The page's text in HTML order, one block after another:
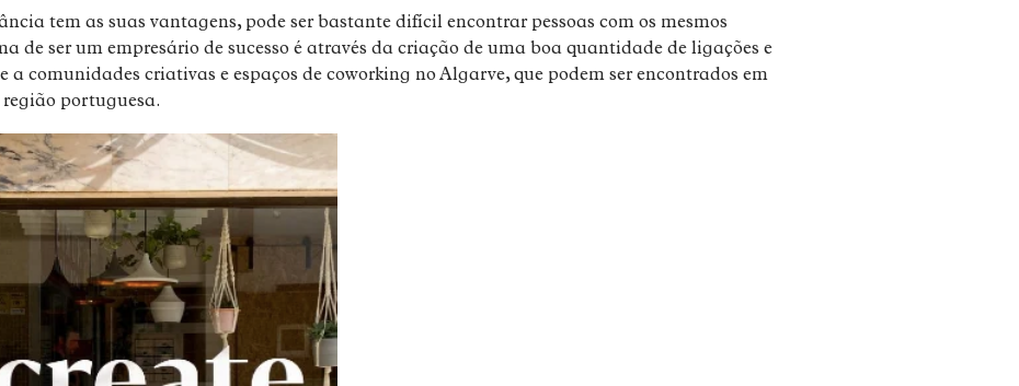
tem as suas vantagens, pode ser bastante difícil encontrar pessoas com os mesmos
de ser um empresário de sucesso é através da criação de uma boa quantidade de ligações e
a comunidades criativas e espaços de coworking no Algarve, que podem ser encontrados em
portuguesa.